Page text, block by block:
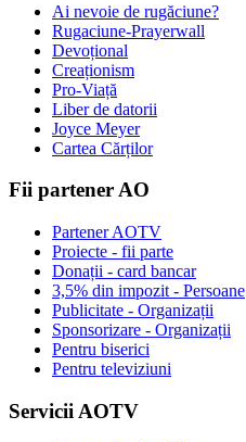
Ai nevoie de rugăciune?
Rugaciune-Prayerwall
Devoțional
Creaționism
Pro-Viață
Liber de datorii
Joyce Meyer
Cartea Cărților
Fii partener AO
Partener AOTV
Proiecte - fii parte
Donații - card bancar
3,5% din impozit - Persoane
Publicitate - Organizații
Sponsorizare - Organizații
Pentru biserici
Pentru televiziuni
Servicii AOTV